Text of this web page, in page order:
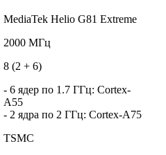
MediaTek Helio G81 Extreme
2000 МГц
8 (2 + 6)
- 6 ядер по 1.7 ГГц: Cortex-
A55
- 2 ядра по 2 ГГц: Cortex-A75
TSMC